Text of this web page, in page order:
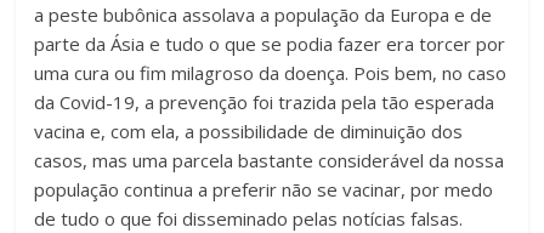
a peste bubônica assolava a população da Europa e de
parte da Ásia e tudo o que se podia fazer era torcer por
uma cura ou fim milagroso da doença. Pois bem, no caso
da Covid-19, a prevenção foi trazida pela tão esperada
vacina e, com ela, a possibilidade de diminuição dos
casos, mas uma parcela bastante considerável da nossa
população continua a preferir não se vacinar, por medo
de tudo o que foi disseminado pelas notícias falsas.